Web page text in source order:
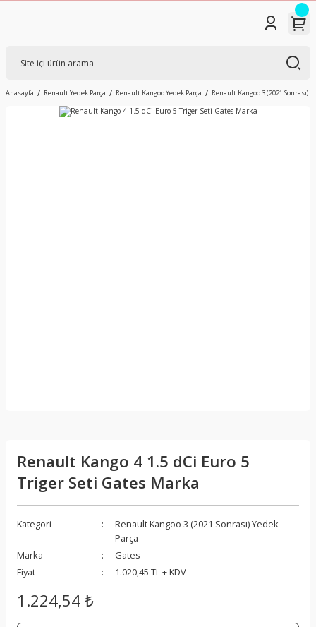
Anasayfa Renault Yedek Parça Renault Kangoo Yedek Parça Renault Kangoo 3 (2021 Sonrası)
Renault Kango 4 1.5 dCi Euro 5
Triger Seti Gates Marka
Kategori
Renault Kangoo 3 (2021 Sonrası) Yedek
Parça
Marka
Gates
Fiyat
1.020,45 TL + KDV
1.224,54 ₺